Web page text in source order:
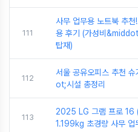
111
사무 업무용 노트북 추
용 후기 (가성비
탑재)
112
서울 공유오피스 추천
ot;시설 총정리
113
2025 LG 그램 프로 16
1.199kg 초경량 사무 업